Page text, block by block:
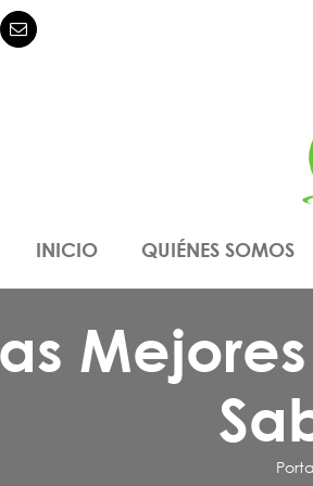
Correo
electrónico
INICIO QUIÉNES SOMOS